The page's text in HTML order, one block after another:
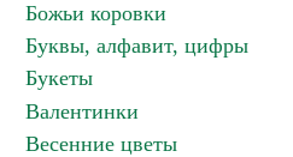
Божьи коровки
Буквы, алфавит, цифры
Букеты
Валентинки
Весенние цветы